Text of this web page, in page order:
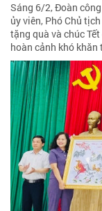
Sáng 6/2, Đoàn
ủy viên, Phó Chủ
tặng quà và chúc
hoàn cảnh khó